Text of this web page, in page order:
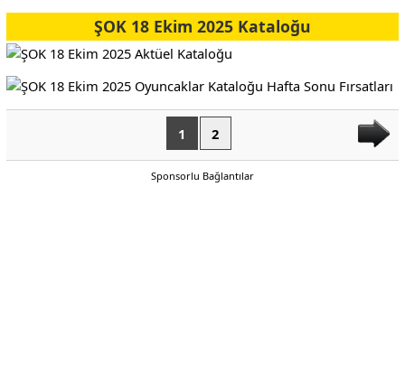
ŞOK 18 Ekim 2025 Kataloğu
1 2
Sponsorlu Bağlantılar